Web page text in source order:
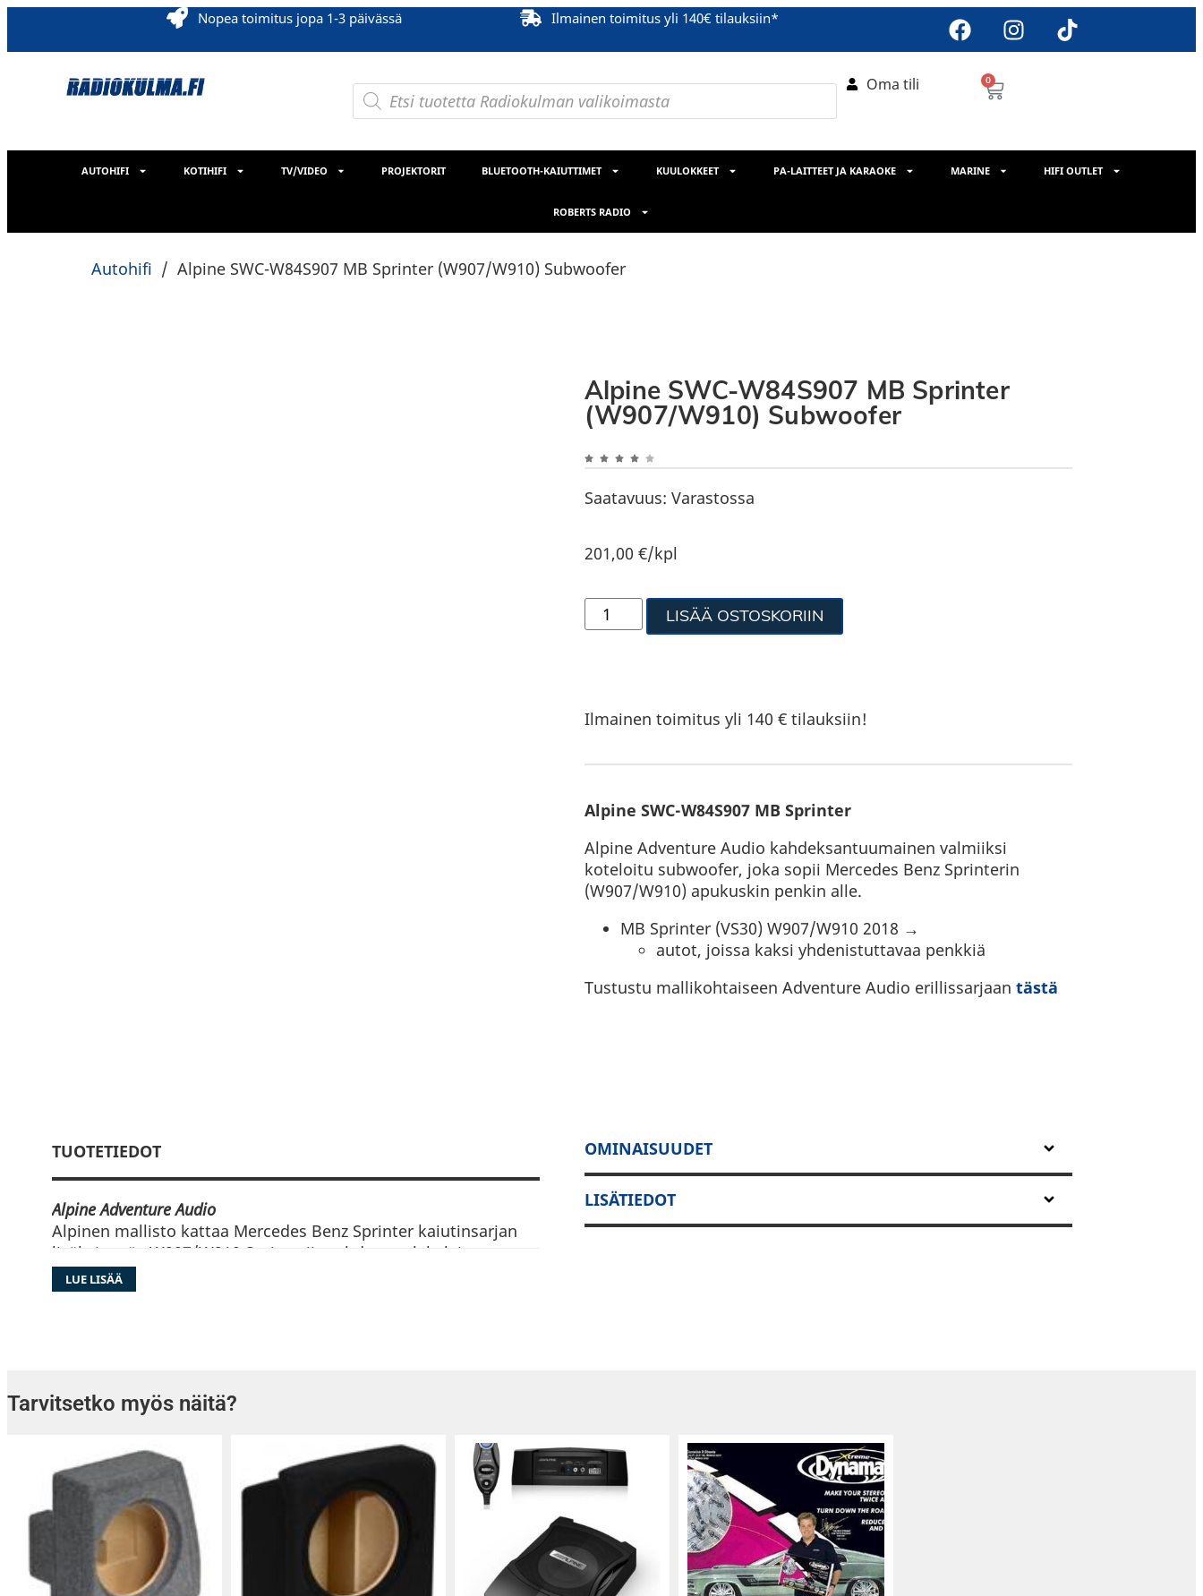
Nopea toimitus jopa 1-3 päivässä Ilmainen toimitus yli 140€ tilauksiin*
Oma tili 0
AUTOHIFI KOTIHIFI TV/VIDEO PROJEKTORIT BLUETOOTH-KAIUTTIMET KUULOKKEET PA-LAITTEET JA KARAOKE MARINE HIFI OUTLET
ROBERTS RADIO
Autohifi / Alpine SWC-W84S907 MB Sprinter (W907/W910) Subwoofer
Alpine SWC-W84S907 MB Sprinter
(W907/W910) Subwoofer
Saatavuus: Varastossa
201,00 €/kpl
LISÄÄ OSTOSKORIIN
Ilmainen toimitus yli 140 € tilauksiin!
Alpine SWC-W84S907 MB Sprinter
Alpine Adventure Audio kahdeksantuumainen valmiiksi
koteloitu subwoofer, joka sopii Mercedes Benz Sprinterin
(W907/W910) apukuskin penkin alle.
MB Sprinter (VS30) W907/W910 2018 →
autot, joissa kaksi yhdenistuttavaa penkkiä
Tustustu mallikohtaiseen Adventure Audio erillissarjaan tästä
TUOTETIEDOT
Alpine Adventure Audio
Alpinen mallisto kattaa Mercedes Benz Sprinter kaiutinsarjan
lisäksi myös W907/W910 Sprinteriin tehdyn tuplakelaisen
subbarin, valmiiksi koteloituna.
LUE LISÄÄ
OMINAISUUDET
LISÄTIEDOT
Tarvitsetko myös näitä?